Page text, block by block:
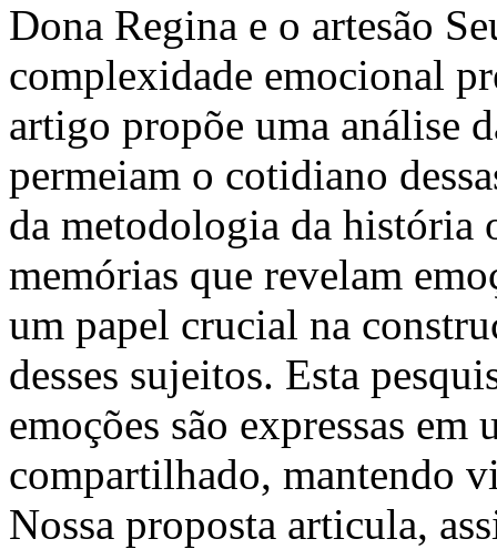
Dona Regina e o artesão
complexidade emocional
artigo propõe uma análise
permeiam o cotidiano
da metodologia da história
memórias que revelam
um papel crucial na
desses sujeitos. Esta
emoções são expressas
compartilhado, mantendo
Nossa proposta articula,